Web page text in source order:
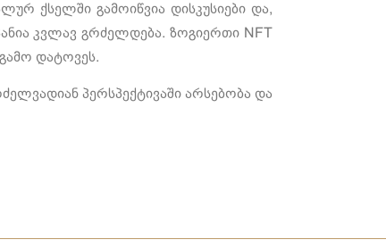
ქსელში გამოიწვია დისკუსიები და,
კვლავ გრძელდება. ზოგიერთი NFT
დატოვეს.
პერსპექტივაში არსებობა და